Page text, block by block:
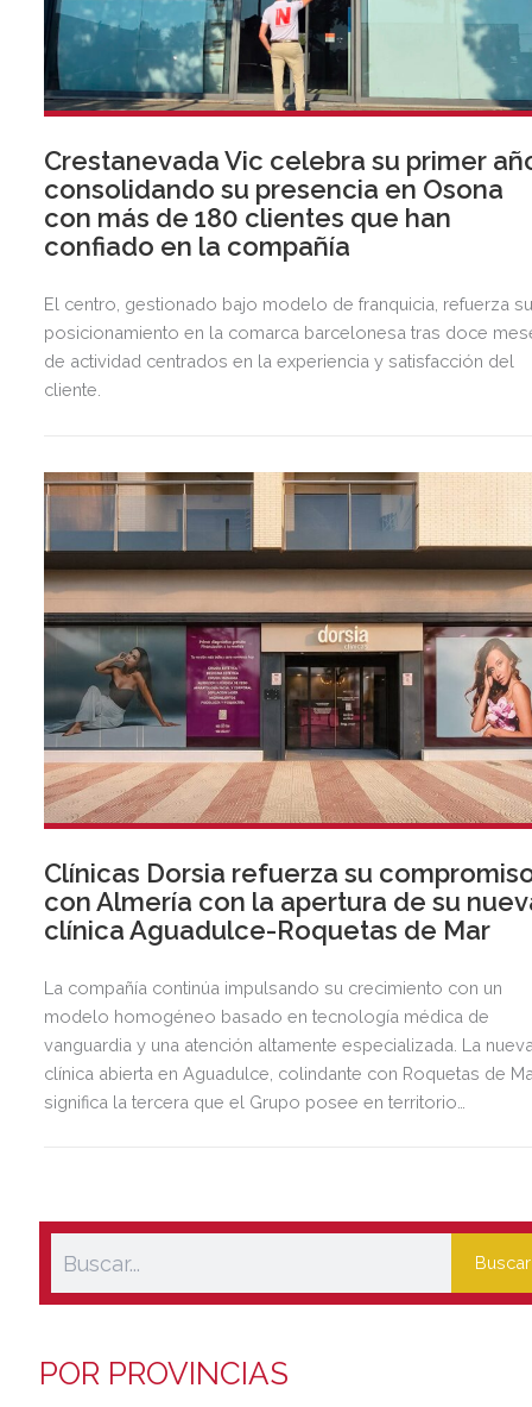
Crestanevada Vic celebra su primer
consolidando su presencia en Osona
con más de 180 clientes que han
confiado en la compañía
El centro, gestionado bajo modelo de franquicia, refuerza
posicionamiento en la comarca barcelonesa tras doce
de actividad centrados en la experiencia y satisfacción del
cliente.
Clínicas Dorsia refuerza su
con Almería con la apertura de su
clínica Aguadulce-Roquetas de Mar
La compañía continúa impulsando su crecimiento con un
modelo homogéneo basado en tecnología médica de
vanguardia y una atención altamente especializada. La
clínica abierta en Aguadulce, colindante con Roquetas de
significa la tercera que el Grupo posee en territorio
Buscar
POR PROVINCIAS